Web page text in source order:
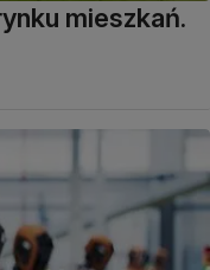
mieszkań.